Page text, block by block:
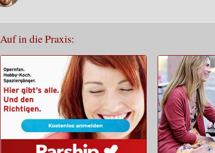
Auf in die Praxis: